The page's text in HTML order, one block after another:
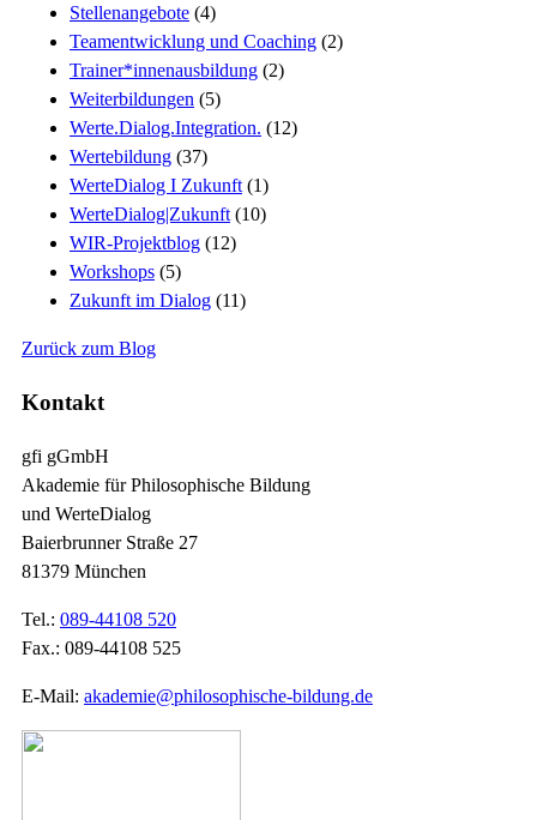
Stellenangebote (4)
Teamentwicklung und Coaching (2)
Trainer*innenausbildung (2)
Weiterbildungen (5)
Werte.Dialog.Integration. (12)
Wertebildung (37)
WerteDialog I Zukunft(1)
WerteDialog|Zukunft(10)
WIR-Projektblog (12)
Workshops (5)
Zukunft im Dialog (11)
Zurück zum Blog
Kontakt
gfi gGmbH
Akademie für Philosophische Bildung
und WerteDialog
Baierbrunner Straße 27
81379 München
Tel.: 089-44108 520
Fax.: 089-44108 525
E-Mail: akademie@philosophische-bildung.de